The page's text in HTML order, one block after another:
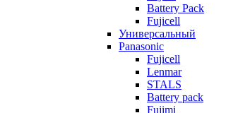
Battery Pack
Fujicell
Универсальный
Panasonic
Fujicell
Lenmar
STALS
Battery pack
Fujimi